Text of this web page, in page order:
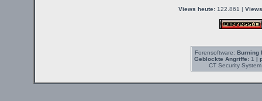
Views heute:122.861 |
Forensoftware: Burning
Geblockte Angriffe:1 |
CT Security